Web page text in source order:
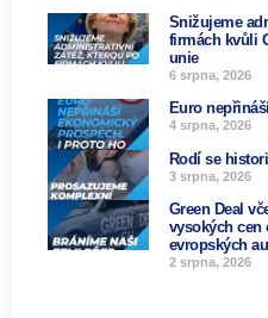
Snižujeme
firmách kvůli
unie
6 srpna, 2026
Euro
4 srpna, 2026
Rodí se
3 srpna, 2026
Green Deal
vysokých cen
evropských
2 srpna, 2026